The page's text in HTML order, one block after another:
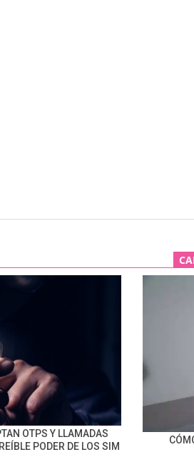
OTPS Y LLAMADAS
PODER DE LOS SIM